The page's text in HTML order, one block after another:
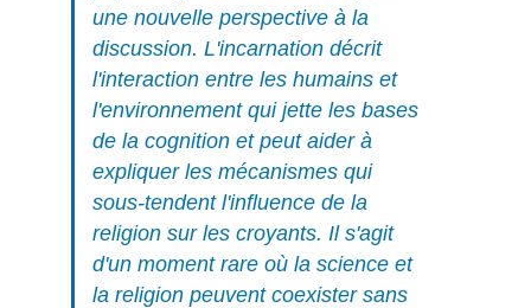
une nouvelle perspective à la
discussion. L'incarnation décrit
l'interaction entre les humains et
l'environnement qui jette les bases
de la cognition et peut aider à
expliquer les mécanismes qui
sous-tendent l'influence de la
religion sur les croyants. Il s'agit
d'un moment rare où la science et
la religion peuvent coexister sans